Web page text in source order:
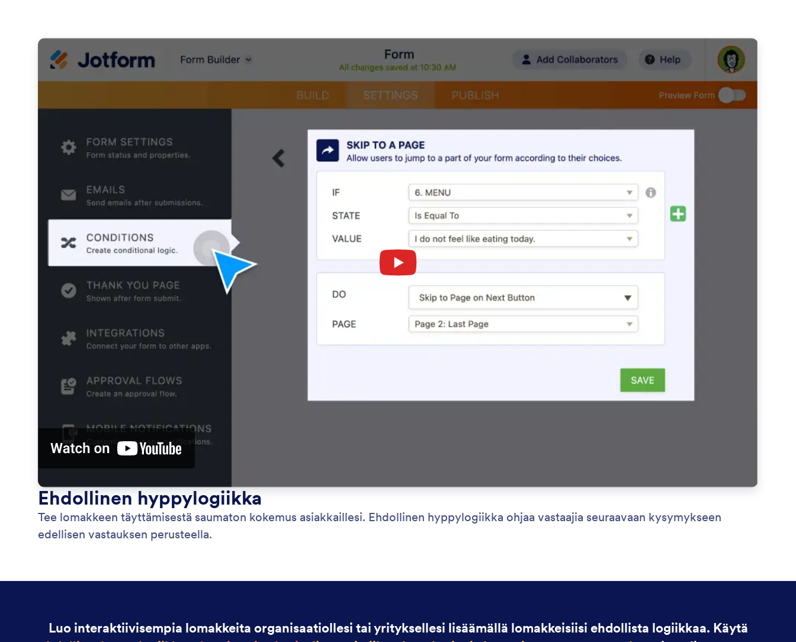
Ehdollinen hyppylogiikka
Tee lomakkeen täyttämisestä saumaton kokemus asiakkaillesi. Ehdollinen hyppylogiikka ohjaa vastaajia seuraavaan kysymykseen
edellisen vastauksen perusteella.
Luo interaktiivisempia lomakkeita organisaatiollesi tai yrityksellesi lisäämällä lomakkeisiisi ehdollista logiikkaa. Käytä